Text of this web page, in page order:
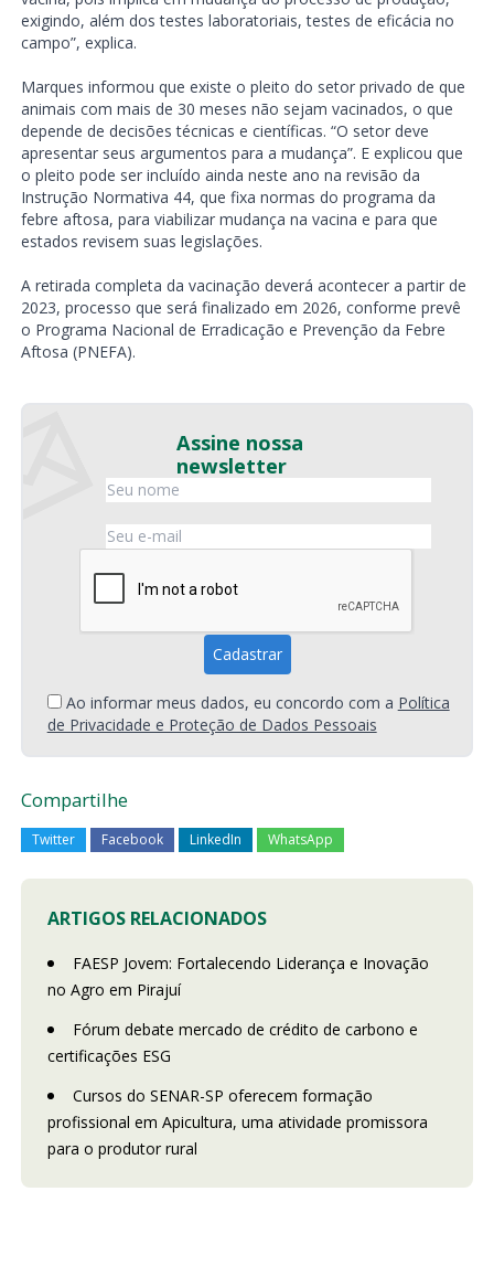
exigindo, além dos testes laboratoriais, testes de eficácia no
campo”, explica.
Marques informou que existe o pleito do setor privado de que
animais com mais de 30 meses não sejam vacinados, o que
depende de decisões técnicas e científicas. “O setor deve
apresentar seus argumentos para a mudança”. E explicou que
o pleito pode ser incluído ainda neste ano na revisão da
Instrução Normativa 44, que fixa normas do programa da
febre aftosa, para viabilizar mudança na vacina e para que
estados revisem suas legislações.
A retirada completa da vacinação deverá acontecer a partir de
2023, processo que será finalizado em 2026, conforme prevê
o Programa Nacional de Erradicação e Prevenção da Febre
Aftosa (PNEFA).
Assine nossa
newsletter
Ao informar meus dados, eu concordo com a Política
de Privacidade e Proteção de Dados Pessoais
Compartilhe
Twitter Facebook LinkedIn WhatsApp
ARTIGOS RELACIONADOS
FAESP Jovem: Fortalecendo Liderança e Inovação
no Agro em Pirajuí
Fórum debate mercado de crédito de carbono e
certificações ESG
Cursos do SENAR-SP oferecem formação
profissional em Apicultura, uma atividade promissora
para o produtor rural